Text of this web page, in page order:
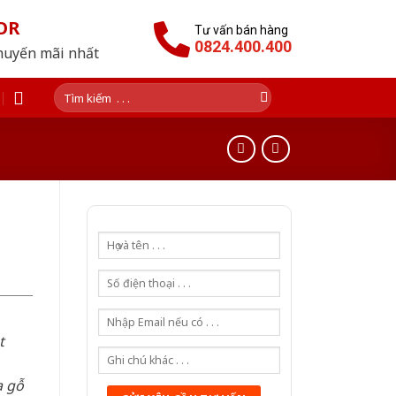
mãi nhất
Tư vấn bán hàng
0824.400.400
Tìm
kiếm:
gỗ